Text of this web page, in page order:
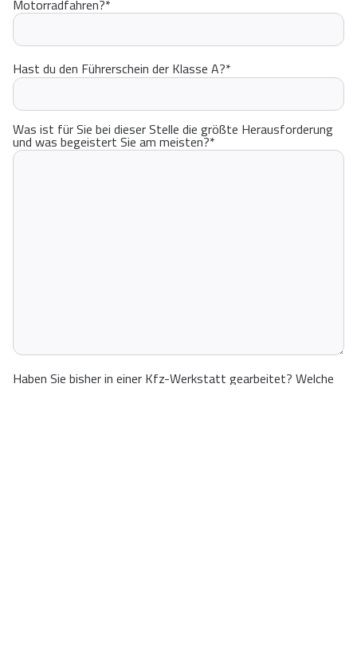
Motorradfahren?*
Hast du den Führerschein der Klasse A?*
Was ist für Sie bei dieser Stelle die größte Herausforderung
und was begeistert Sie am meisten?*
Haben Sie bisher in einer Kfz-Werkstatt gearbeitet? Welche